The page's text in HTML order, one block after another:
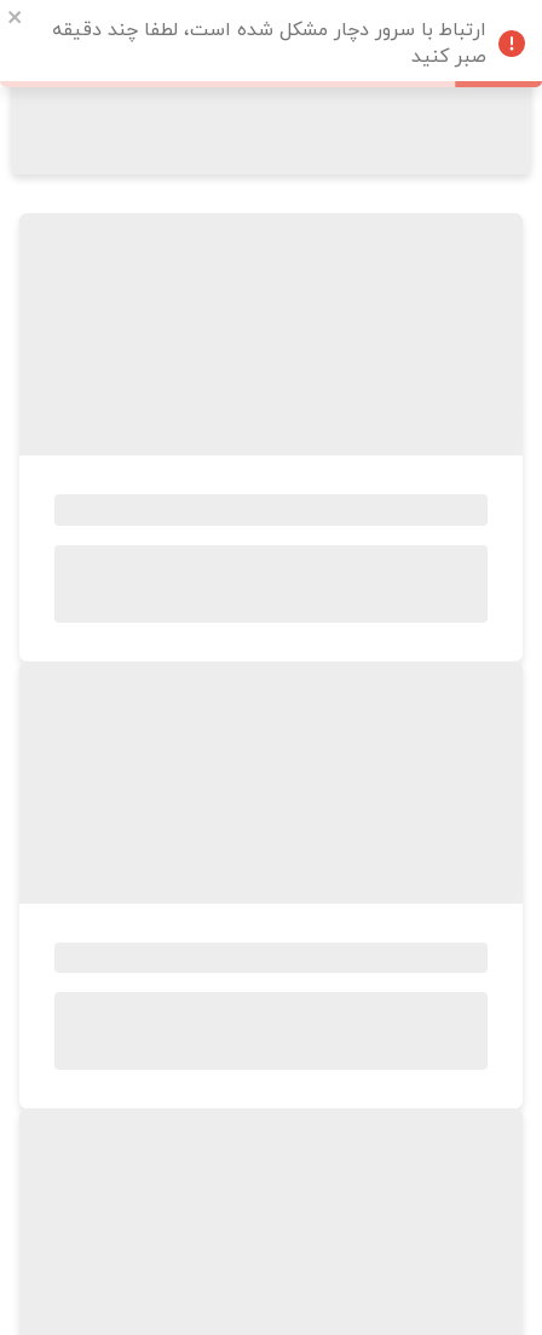
ارتباط با سرور دچار مشکل شده است، لطفا چند دقیقه
صبر کنید